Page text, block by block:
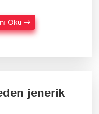
Oku
jenerik